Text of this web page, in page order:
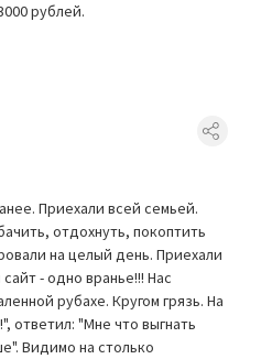
рублей.
Приехали всей семьей.
отдохнуть, покоптить
на целый день. Приехали
- одно вранье!!! Нас
рубахе. Кругом грязь. На
ответил: "Мне что выгнать
Видимо на столько